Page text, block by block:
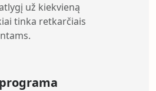
už kiekvieną
tinka retkarčiais